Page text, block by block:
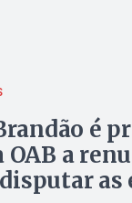
é
OAB a
as